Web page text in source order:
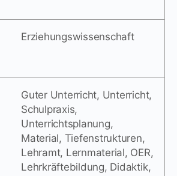
Erziehungswissenschaft
Guter Unterricht, Unterricht,
Schulpraxis,
Unterrichtsplanung,
Material, Tiefenstrukturen,
Lehramt, Lernmaterial, OER,
Lehrkräftebildung, Didaktik,